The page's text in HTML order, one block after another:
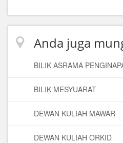
Anda juga
BILIK ASRAMA
BILIK MESYUARAT
DEWAN KULIAH MAWAR
DEWAN KULIAH ORKID